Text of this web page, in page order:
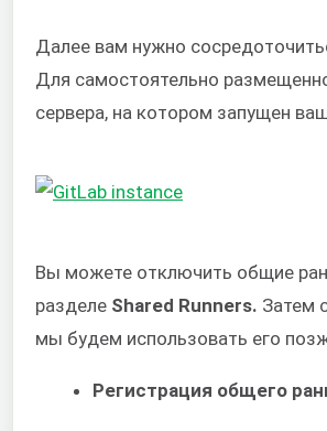
Далее вам нужно
Для самостоятельно
сервера, на котором запущен
Вы можете отключить общие
разделе Shared Runners. Затем
мы будем использовать его
Регистрация общего